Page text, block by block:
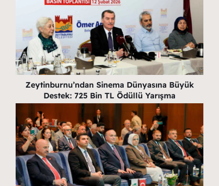
Zeytinburnu’ndan Sinema Dünyasına Büyük
Destek: 725 Bin TL Ödüllü Yarışma